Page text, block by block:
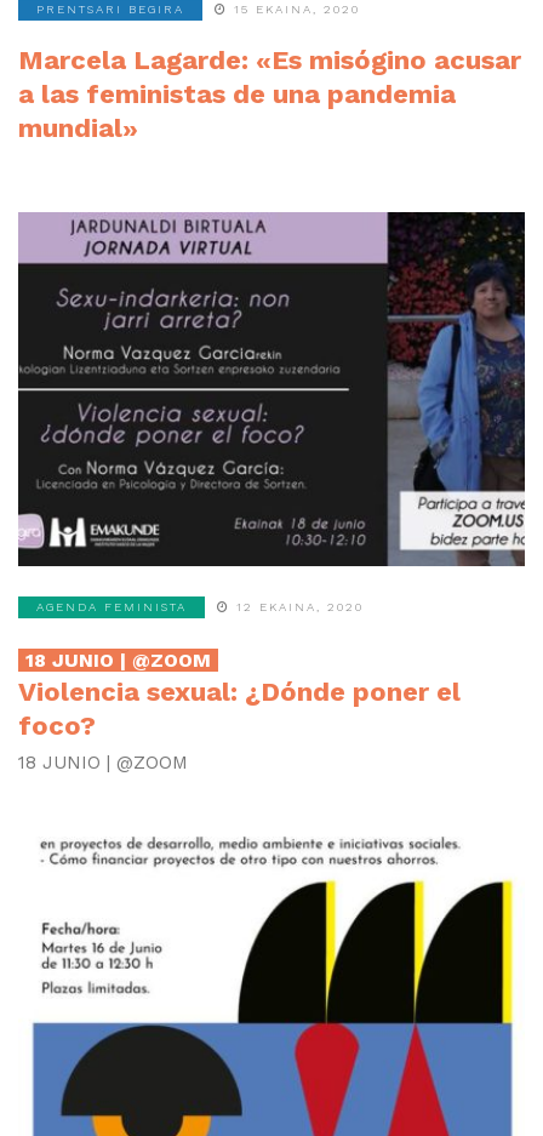
PRENTSARI BEGIRA 15 EKAINA, 2020
Marcela Lagarde: «Es misógino acusar
a las feministas de una pandemia
mundial»
AGENDA FEMINISTA 12 EKAINA, 2020
18 JUNIO | @ZOOM
Violencia sexual: ¿Dónde poner el
foco?
18 JUNIO | @ZOOM